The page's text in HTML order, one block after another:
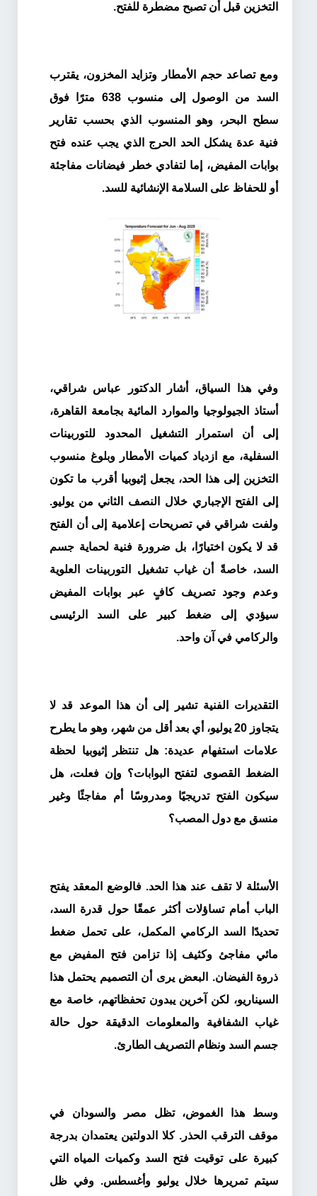
التخزين قبل أن تصبح مضطرة للفتح.
ومع تصاعد حجم الأمطار وتزايد المخزون، يقترب
السد من الوصول إلى منسوب 638 مترًا فوق
سطح البحر، وهو المنسوب الذي بحسب تقارير
فنية عدة يشكل الحد الحرج الذي يجب عنده فتح
بوابات المفيض، إما لتفادي خطر فيضانات مفاجئة
أو للحفاظ على السلامة الإنشائية للسد.
وفي هذا السياق، أشار الدكتور عباس شراقي،
أستاذ الجيولوجيا والموارد المائية بجامعة القاهرة،
إلى أن استمرار التشغيل المحدود للتوربينات
السفلية، مع ازدياد كميات الأمطار وبلوغ منسوب
التخزين إلى هذا الحد، يجعل إثيوبيا أقرب ما تكون
إلى الفتح الإجباري خلال النصف الثاني من يوليو.
ولفت شراقي في تصريحات إعلامية إلى أن الفتح
قد لا يكون اختيارًا، بل ضرورة فنية لحماية جسم
السد، خاصةً أن غياب تشغيل التوربينات العلوية
وعدم وجود تصريف كافٍ عبر بوابات المفيض
سيؤدي إلى ضغط كبير على السد الرئيسى
والركامي في آن واحد.
التقديرات الفنية تشير إلى أن هذا الموعد قد لا
يتجاوز 20 يوليو، أي بعد أقل من شهر، وهو ما يطرح
علامات استفهام عديدة: هل تنتظر إثيوبيا لحظة
الضغط القصوى لتفتح البوابات؟ وإن فعلت، هل
سيكون الفتح تدريجيًا ومدروسًا أم مفاجئًا وغير
منسق مع دول المصب؟
الأسئلة لا تقف عند هذا الحد. فالوضع المعقد يفتح
الباب أمام تساؤلات أكثر عمقًا حول قدرة السد،
تحديدًا السد الركامي المكمل، على تحمل ضغط
مائي مفاجئ وكثيف إذا تزامن فتح المفيض مع
ذروة الفيضان. البعض يرى أن التصميم يحتمل هذا
السيناريو، لكن آخرين يبدون تحفظاتهم، خاصة مع
غياب الشفافية والمعلومات الدقيقة حول حالة
جسم السد ونظام التصريف الطارئ.
وسط هذا الغموض، تظل مصر والسودان في
موقف الترقب الحذر. كلا الدولتين يعتمدان بدرجة
كبيرة على توقيت فتح السد وكميات المياه التي
سيتم تمريرها خلال يوليو وأغسطس. وفي ظل